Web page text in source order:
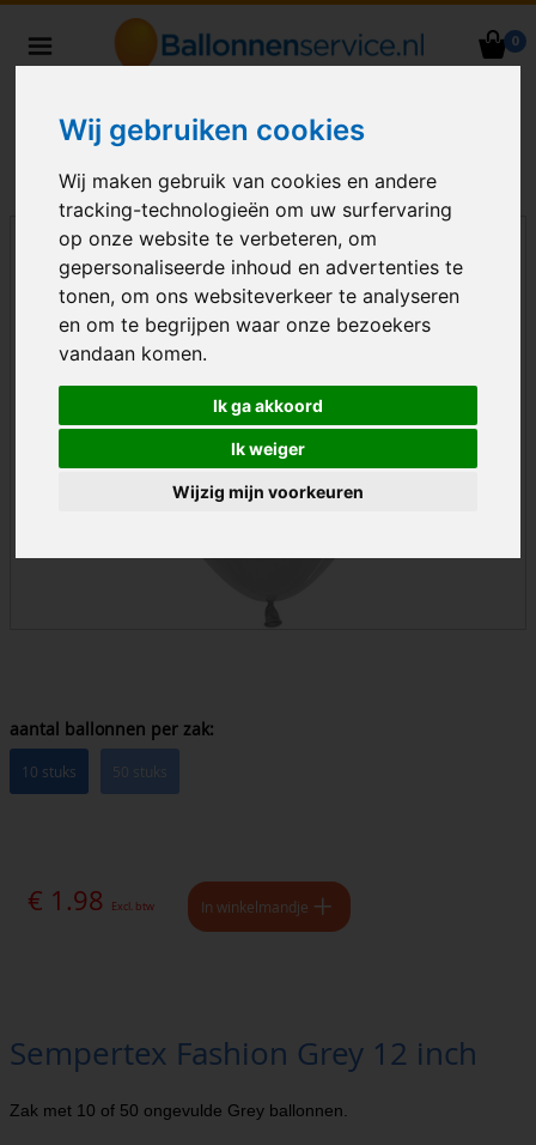
Wij gebruiken cookies
Wij maken gebruik van cookies en andere
tracking-technologieën om uw surfervaring
op onze website te verbeteren, om
gepersonaliseerde inhoud en advertenties te
tonen, om ons websiteverkeer te analyseren
en om te begrijpen waar onze bezoekers
vandaan komen.
Ik ga akkoord
Ik weiger
Wijzig mijn voorkeuren
0
Nederland
aantal ballonnen per zak:
10 stuks 50 stuks
€ 1.98 Excl. btw In winkelmandje
Sempertex Fashion Grey 12 inch
Zak met 10 of 50 ongevulde Grey ballonnen.